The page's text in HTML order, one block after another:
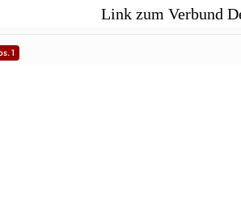
Link zum Verbund